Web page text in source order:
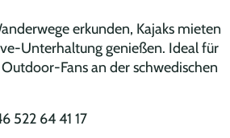
erkunden, Kajaks mieten
Unterhaltung genießen. Ideal für
Fans an der schwedischen
522 64 41 17